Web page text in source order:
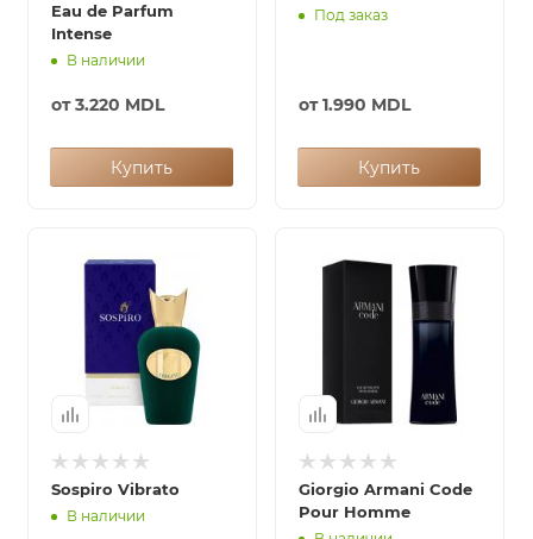
Eau de Parfum
Intense
В наличии
от3.220 MDL
Купить
Под заказ
от1.990 MDL
Купить
Sospiro Vibrato
В наличии
Giorgio Armani Code
Pour Homme